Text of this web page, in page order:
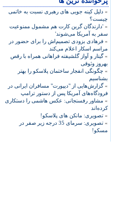
» دلیل کینه جویی های رهبری نسبت به خاتمی
چیست؟
» 'دارندگان گرین کارت هم مشمول ممنوعیت
سفر به آمریکا می‌شوند'
» فرهادی بزودی تصمیم‌اش را برای حضور در
مراسم اسکار اعلام می‌کند
»گیتار و آواز گلشیفته فراهانی همراه با رقص
بهروز وثوقی
» چگونگی انفجار ساختمان پلاسکو را بهتر
بشناسیم
»گزارش‌هایی از "دیپورت" مسافران ایرانی در
فرودگاه‌های آمریکا پس از دستور ترامپ
» مشاور رفسنجانی: عکس هاشمی را دستکاری
کرده‌اند
» تصویری: مانکن های پلاسکو!
»
تصویری: سرمای 35 درجه زیر صفر در
مسکو!